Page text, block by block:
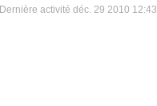
Dernière activité déc. 29 2010 12:43